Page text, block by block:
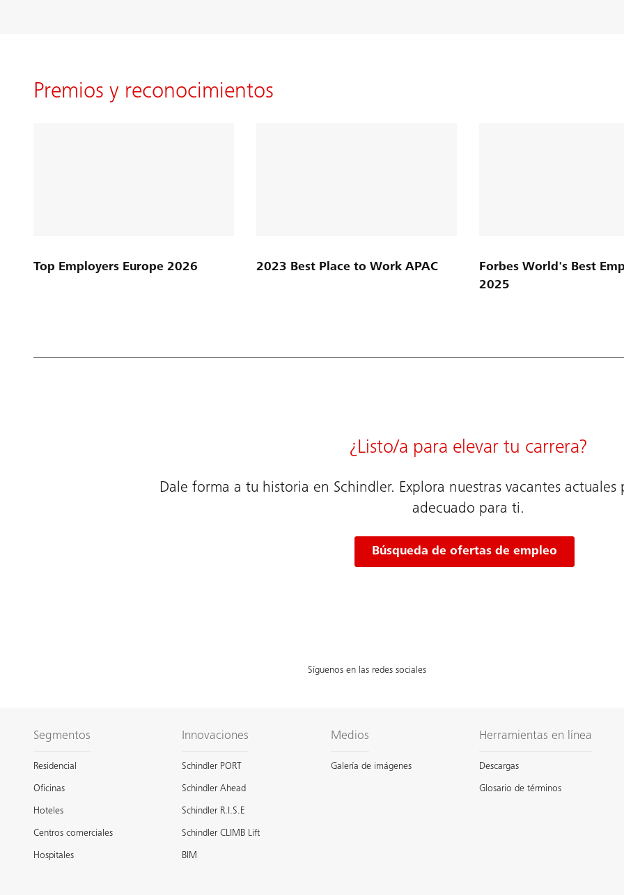
Premios y reconocimientos
Top Employers Europe 2026 2023 Best Place to Work APAC
Forbes World's Best
2025
¿Listo/a para elevar tu carrera?
Dale forma a tu historia en Schindler. Explora nuestras vacantes
adecuado para ti.
Búsqueda de ofertas de empleo
Síguenos en las redes sociales
Segmentos
Residencial
Oficinas
Hoteles
Centros comerciales
Hospitales
Innovaciones
Schindler PORT
Schindler Ahead
Schindler R.I.S.E
Schindler CLIMB Lift
BIM
Medios
Galería de imágenes
Herramientas en línea
Descargas
Glosario de términos